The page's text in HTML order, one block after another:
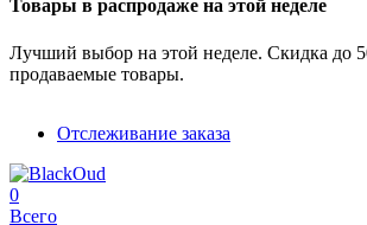
Товары в распродаже на этой неделе
Лучший выбор на этой неделе. Скидка до
продаваемые товары.
Отслеживание заказа
0
Всего